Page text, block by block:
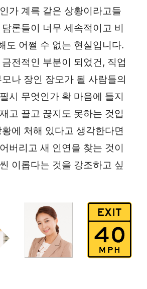
가 계륵 같은 상황이라고들
론들이 너무 세속적이고 비
도 어쩔 수 없는 현실입니다.
전적인 부분이 되었건, 직업
나 장인 장모가 될 사람들의
시 무엇인가 확 마음에 들지
고 끌고 끊지도 못하는 것입
에 처해 있다고 생각한다면
버리고 새 인연을 찾는 것이
이롭다는 것을 강조하고 싶